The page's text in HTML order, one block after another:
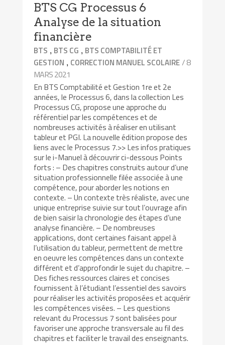
BTS CG Processus 6
Analyse de la situation
financière
BTS , BTS CG , BTS COMPTABILITÉ ET
GESTION , CORRECTION MANUEL SCOLAIRE/ 8
MARS 2021
En BTS Comptabilité et Gestion 1re et 2e
années, le Processus 6, dans la collection Les
Processus CG, propose une approche du
référentiel par les compétences et de
nombreuses activités à réaliser en utilisant
tableur et PGI. La nouvelle édition propose des
liens avec le Processus 7.>> Les infos pratiques
sur le i-Manuel à découvrir ci-dessous Points
forts : – Des chapitres construits autour d’une
situation professionnelle filée associée à une
compétence, pour aborder les notions en
contexte. – Un contexte très réaliste, avec une
unique entreprise suivie sur tout l’ouvrage afin
de bien saisir la chronologie des étapes d’une
analyse financière. – De nombreuses
applications, dont certaines faisant appel à
l’utilisation du tableur, permettent de mettre
en oeuvre les compétences dans un contexte
différent et d’approfondir le sujet du chapitre. –
Des fiches ressources claires et concises
fournissent à l’étudiant l’essentiel des savoirs
pour réaliser les activités proposées et acquérir
les compétences visées. – Les questions
relevant du Processus 7 sont balisées pour
favoriser une approche transversale au fil des
chapitres et faciliter le travail des enseignants.